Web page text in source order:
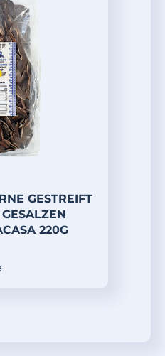
GESTREIFT
220G